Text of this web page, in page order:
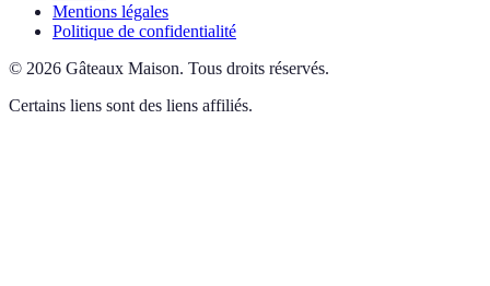
Mentions légales
Politique de confidentialité
© 2026 Gâteaux Maison. Tous droits réservés.
Certains liens sont des liens affiliés.